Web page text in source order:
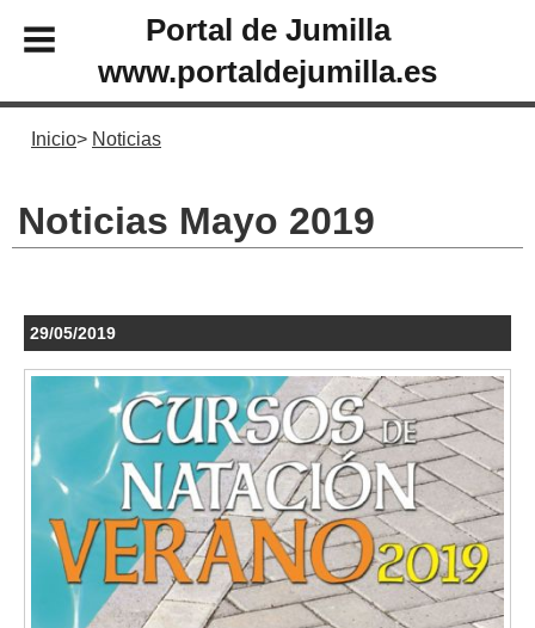
Portal de Jumilla
www.portaldejumilla.es
Inicio Noticias
Noticias Mayo 2019
29/05/2019